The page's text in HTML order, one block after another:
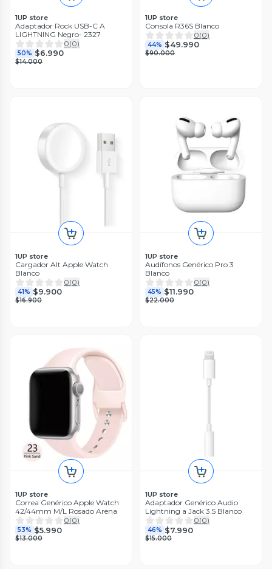
1UP store
Adaptador Rock USB-C A
LIGHTNING Negro- 2327
0(0)
50% $6.990
$14.000
1UP store
Consola R36S Blanco
0(0)
44% $49.990
$90.000
1UP store
Cargador Alt Apple Watch
Blanco
0(0)
41% $9.900
$16.900
1UP store
Audífonos Genérico Pro 3
Blanco
0(0)
45% $11.990
$22.000
1UP store
Correa Genérico Apple Watch
42/44mm M/L Rosado Arena
0(0)
53% $5.990
$13.000
1UP store
Adaptador Genérico Audio
Lightning a Jack 3.5 Blanco
0(0)
46% $7.990
$15.000